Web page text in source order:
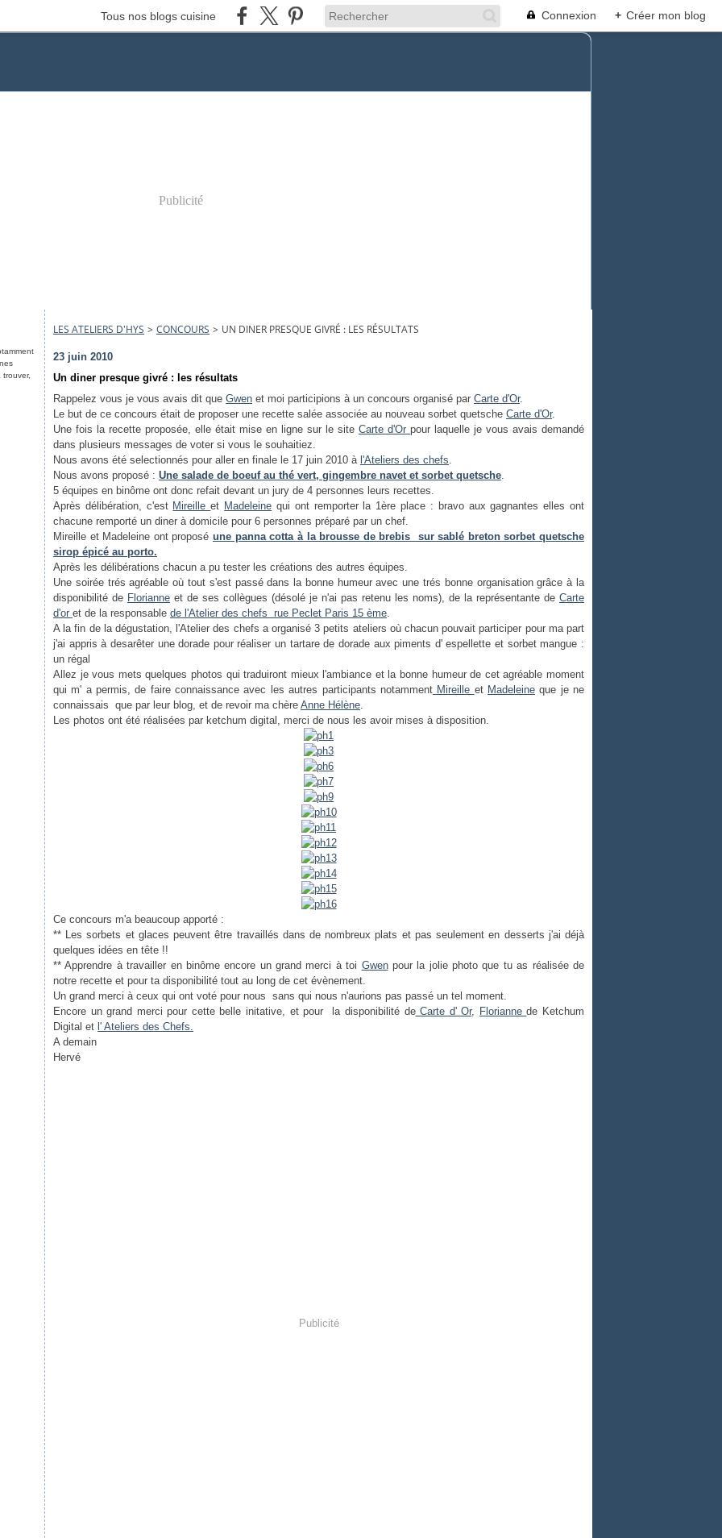
Tous nos blogs cuisine Connexion + Créer mon blog
Publicité
LES ATELIERS D'HYS > CONCOURS > UN DINER PRESQUE GIVRÉ : LES RÉSULTATS
23 juin 2010
Un diner presque givré : les résultats
Rappelez vous je vous avais dit que Gwen et moi participions à un concours organisé par Carte d'Or.
Le but de ce concours était de proposer une recette salée associée au nouveau sorbet quetsche Carte d'Or.
Une fois la recette proposée, elle était mise en ligne sur le site Carte d'Or pour laquelle je vous avais demandé
dans plusieurs messages de voter si vous le souhaitiez.
Nous avons été selectionnés pour aller en finale le 17 juin 2010 à l'Ateliers des chefs.
Nous avons proposé : Une salade de boeuf au thé vert, gingembre navet et sorbet quetsche.
5 équipes en binôme ont donc refait devant un jury de 4 personnes leurs recettes.
Après délibération, c'est Mireilleet Madeleine qui ont remporter la 1ère place : bravo aux gagnantes elles ont
chacune remporté un diner à domicile pour 6 personnes préparé par un chef.
Mireille et Madeleine ont proposéune panna cotta à la brousse de brebis sur sablé breton sorbet quetsche
sirop épicé au porto.
Après les délibérations chacun a pu tester les créations des autres équipes.
Une soirée trés agréable où tout s'est passé dans la bonne humeur avec une trés bonne organisation grâce à la
disponibilité de Florianne et de ses collègues (désolé je n'ai pas retenu les noms), de la représentante de Carte
d'or et de la responsable de l'Atelier des chefs rue Peclet Paris 15 ème.
A la fin de la dégustation, l'Atelier des chefs a organisé 3 petits ateliers où chacun pouvait participer pour ma part
j'ai appris à desarêter une dorade pour réaliser un tartare de dorade aux piments d' espellette et sorbet mangue :
un régal
Allez je vous mets quelques photos qui traduiront mieux l'ambiance et la bonne humeur de cet agréable moment
qui m' a permis, de faire connaissance avec les autres participants notammentMireille et Madeleineque je ne
connaissais que par leur blog, et de revoir ma chère Anne Hélène.
Les photos ont été réalisées par ketchum digital, merci de nous les avoir mises à disposition.
Ce concours m'a beaucoup apporté :
** Les sorbets et glaces peuvent être travaillés dans de nombreux plats et pas seulement en desserts j'ai déjà
quelques idées en tête !!
** Apprendre à travailler en binôme encore un grand merci à toi Gwenpour la jolie photo que tu as réalisée de
notre recette et pour ta disponibilité tout au long de cet évènement.
Un grand merci à ceux qui ont voté pour nous sans qui nous n'aurions pas passé un tel moment.
Encore un grand merci pour cette belle initative, et pour la disponibilité deCarte d' Or, Floriannede Ketchum
Digital et l' Ateliers des Chefs.
A demain
Hervé
Publicité